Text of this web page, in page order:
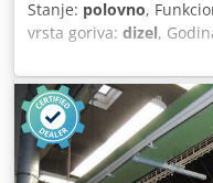
Stanje: polovno,
vrsta goriva: dizel,
, tip
mm, utovarivač na
gume Tip: Air Prednje
stanje: 80 - 100%
guma: 80 - 100% kanta
palete Csdpfxeumy Apo